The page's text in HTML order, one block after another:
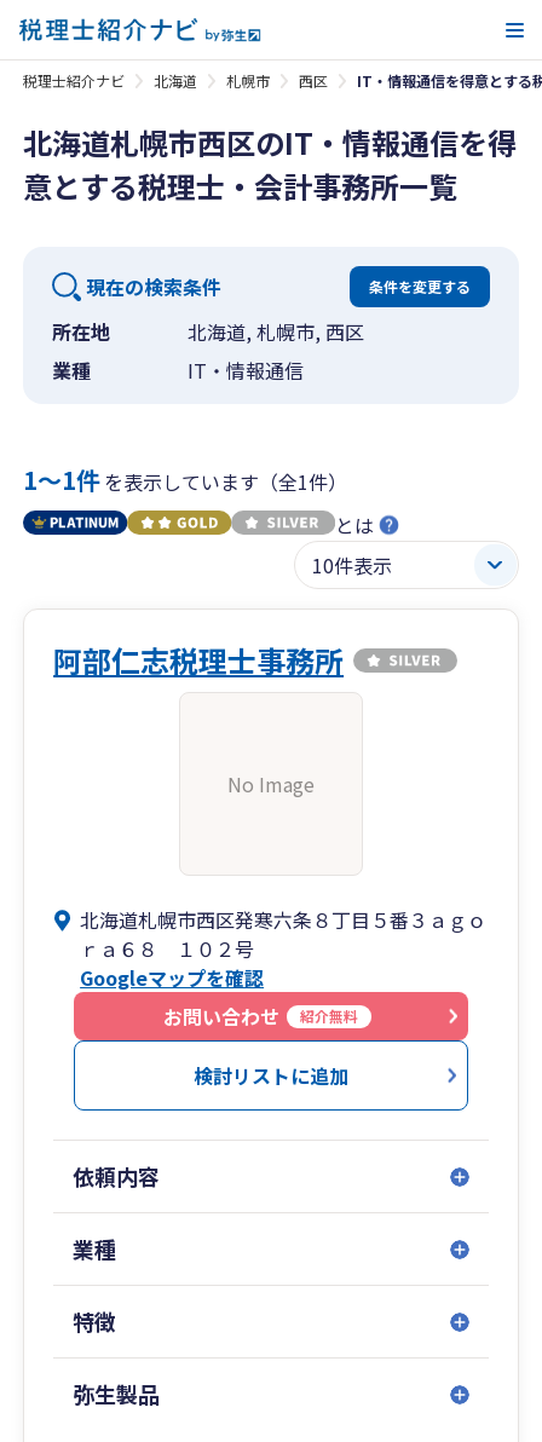
税理士紹介ナビ 北海道 札幌市 西区 IT・情報通信を得意とする
北海道札幌市西区のIT・情報通信を得
意とする税理士・会計事務所一覧
現在の検索条件 条件を変更する
所在地
北海道, 札幌市, 西区
業種
IT・情報通信
1〜1件を表示しています（全1件）
とは
阿部仁志税理士事務所
No Image
北海道札幌市西区発寒六条８丁目５番３ａｇｏ
ｒａ６８ １０２号
Googleマップを確認
お問い合わせ
紹介無料
検討リストに追加
依頼内容
業種
特徴
弥生製品